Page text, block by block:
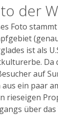
der
Foto
ist als
Da
auf
aus ein paar
rieseigen
über